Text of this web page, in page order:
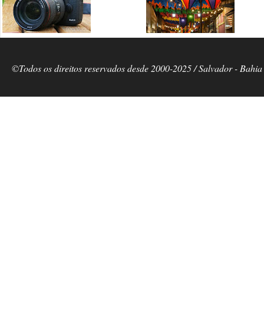
©Todos os direitos reservados desde 2000-2025 / Salvador -